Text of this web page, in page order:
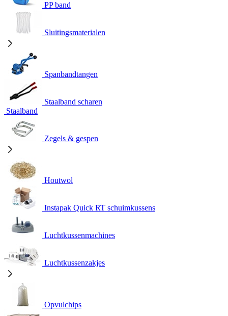
PP band
Sluitingsmaterialen
Spanbandtangen
Staalband scharen
Staalband
Zegels & gespen
Houtwol
Instapak Quick RT schuimkussens
Luchtkussenmachines
Luchtkussenzakjes
Opvulchips